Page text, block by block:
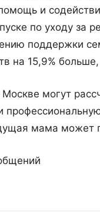
и
по уходу за
поддержки
на 15,9%
могут
мама может